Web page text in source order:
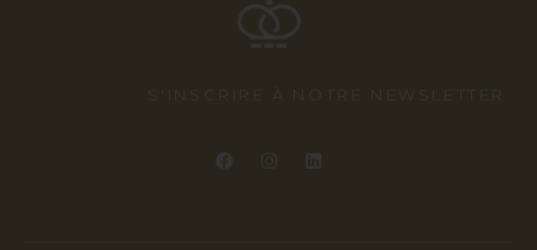
S'INSCRIRE À NOTRE NEWSLETTER